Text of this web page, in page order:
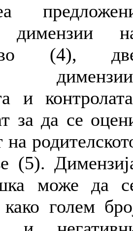
димензии
(4),
и
за да се
на
(5).
може да
голем